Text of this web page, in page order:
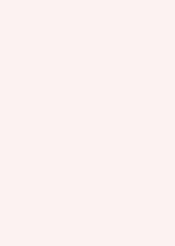
die
ab, sobald